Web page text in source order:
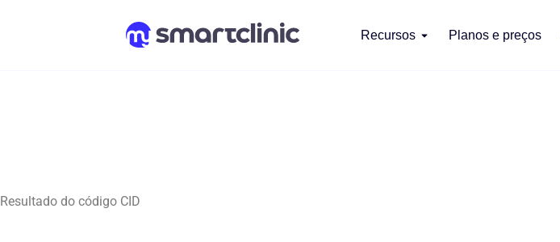
Recursos Planos e preços
Resultado do código CID